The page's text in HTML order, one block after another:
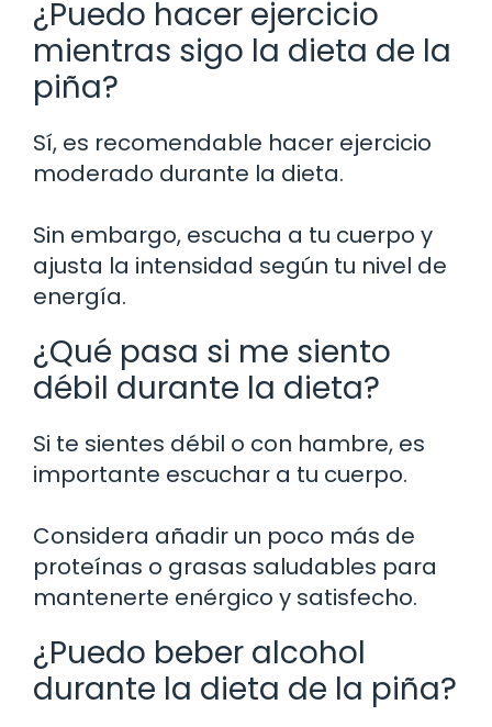
¿Puedo hacer ejercicio
mientras sigo la dieta de la
piña?
Sí, es recomendable hacer ejercicio
moderado durante la dieta.
Sin embargo, escucha a tu cuerpo y
ajusta la intensidad según tu nivel de
energía.
¿Qué pasa si me siento
débil durante la dieta?
Si te sientes débil o con hambre, es
importante escuchar a tu cuerpo.
Considera añadir un poco más de
proteínas o grasas saludables para
mantenerte enérgico y satisfecho.
¿Puedo beber alcohol
durante la dieta de la piña?